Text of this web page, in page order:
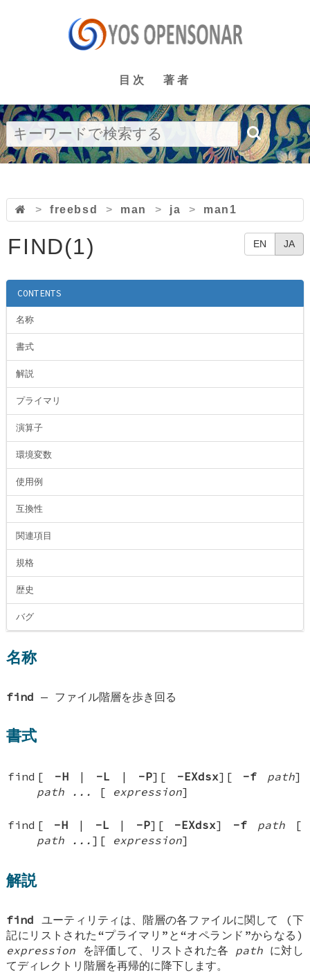
目次 著者
> freebsd > man > ja > man1
EN JA
FIND(1)
CONTENTS
名称
書式
解説
プライマリ
演算子
環境変数
使用例
互換性
関連項目
規格
歴史
バグ
名称
find — ファイル階層を歩き回る
書式
find [ -H| -L | -P][ -EXdsx][ -f path]
path ...
[ expression]
find [ -H | -L | -P][ -EXdsx] -f path[
path ... ][ expression]
解説
find ユーティリティは、階層の各ファイルに関して (下
記にリストされた“プライマリ”と“オペランド”からなる)
expression を評価して、リストされた各 path に対し
てディレクトリ階層を再帰的に降下します。